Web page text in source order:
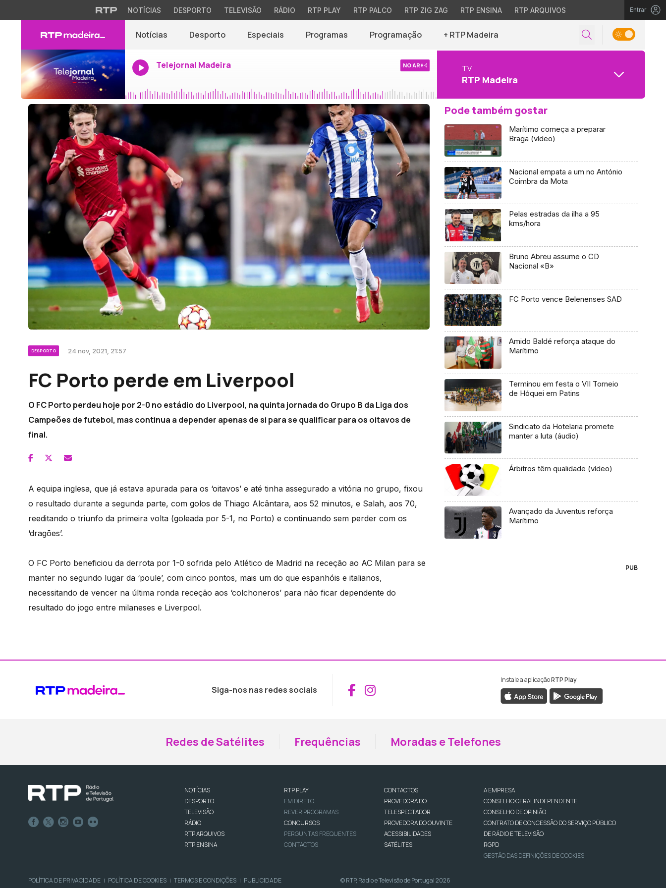
NOTÍCIAS DESPORTO TELEVISÃO RÁDIO RTP PLAY RTP PALCO RTP ZIG ZAG RTP ENSINA RTP ARQUIVOS Entrar
Notícias Desporto Especiais Programas Programação + RTP Madeira
Telejornal Madeira NO AR TV
RTP Madeira
DESPORTO 24 nov, 2021, 21:57
FC Porto perde em Liverpool
O FC Porto perdeu hoje por 2-0 no estádio do Liverpool, na quinta jornada do Grupo B da Liga dos
Campeões de futebol, mas continua a depender apenas de si para se qualificar para os oitavos de
final.
A equipa inglesa, que já estava apurada para os ‘oitavos’ e até tinha assegurado a vitória no grupo, fixou
o resultado durante a segunda parte, com golos de Thiago Alcântara, aos 52 minutos, e Salah, aos 70,
reeditando o triunfo da primeira volta (goleada por 5-1, no Porto) e continuando sem perder com os
‘dragões’.
O FC Porto beneficiou da derrota por 1-0 sofrida pelo Atlético de Madrid na receção ao AC Milan para se
manter no segundo lugar da ‘poule’, com cinco pontos, mais um do que espanhóis e italianos,
necessitando de vencer na última ronda receção aos ‘colchoneros’ para não ficar dependente do
resultado do jogo entre milaneses e Liverpool.
Pode também gostar
Marítimo começa a preparar
Braga (vídeo)
Nacional empata a um no António
Coimbra da Mota
Pelas estradas da ilha a 95
kms/hora
Bruno Abreu assume o CD
Nacional «B»
FC Porto vence Belenenses SAD
Amido Baldé reforça ataque do
Marítimo
Terminou em festa o VII Torneio
de Hóquei em Patins
Sindicato da Hotelaria promete
manter a luta (áudio)
Árbitros têm qualidade (vídeo)
Avançado da Juventus reforça
Marítimo
PUB
Siga-nos nas redes sociais Aceder ao Facebook da RTP Madeira
Aceder ao Instagram da RTP Madeira
Instale a aplicaçãoRTP Play
Redes de Satélites Frequências Moradas e Telefones
NOTÍCIAS
DESPORTO
TELEVISÃO
RÁDIO
RTP ARQUIVOS
RTP ENSINA
RTP PLAY
EM DIRETO
REVER PROGRAMAS
CONCURSOS
PERGUNTAS FREQUENTES
CONTACTOS
CONTACTOS
PROVEDORA DO
TELESPECTADOR
PROVEDORA DO OUVINTE
ACESSIBILIDADES
SATÉLITES
A EMPRESA
CONSELHO GERAL INDEPENDENTE
CONSELHO DE OPINIÃO
CONTRATO DE CONCESSÃO DO SERVIÇO PÚBLICO
DE RÁDIO E TELEVISÃO
RGPD
GESTÃO DAS DEFINIÇÕES DE COOKIES
POLÍTICA DE PRIVACIDADE | POLÍTICA DE COOKIES | TERMOS E CONDIÇÕES | PUBLICIDADE © RTP, Rádio e Televisão de Portugal 2026